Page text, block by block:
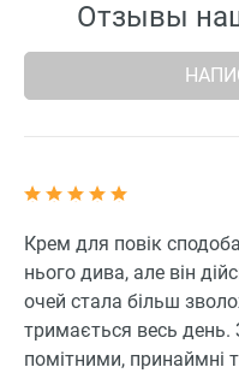
Отзывы
Крем для повік
нього дива, але він
очей стала більш
тримається весь
помітними, принаймні